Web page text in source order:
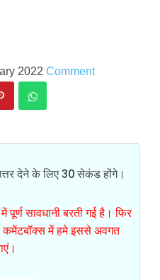
2022 Comment
देने के लिए 30 सेकंड होंगे।
सावधानी बरती गई है। फिर
कमेंटबॉक्स में हमे इससे अवगत